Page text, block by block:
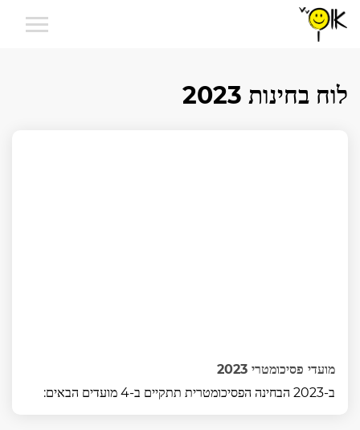
לוח בחינות 2023
מועדי פסיכומטרי 2023
ב-2023 הבחינה הפסיכומטרית תתקיים ב-4 מועדים הבאים: